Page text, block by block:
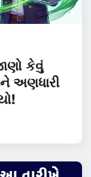
કેવું
અણધારી